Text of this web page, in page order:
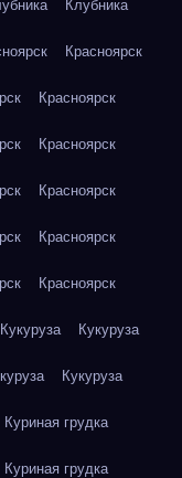
Клубника
Красноярск
Красноярск
Красноярск
Красноярск
Красноярск
Красноярск
Кукуруза Кукуруза
Кукуруза
Куриная грудка
Куриная грудка